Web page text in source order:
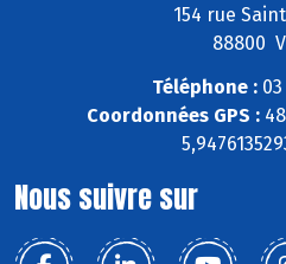
154 rue
88800
Téléphone :03
Coordonnées GPS :
Nous suivre sur